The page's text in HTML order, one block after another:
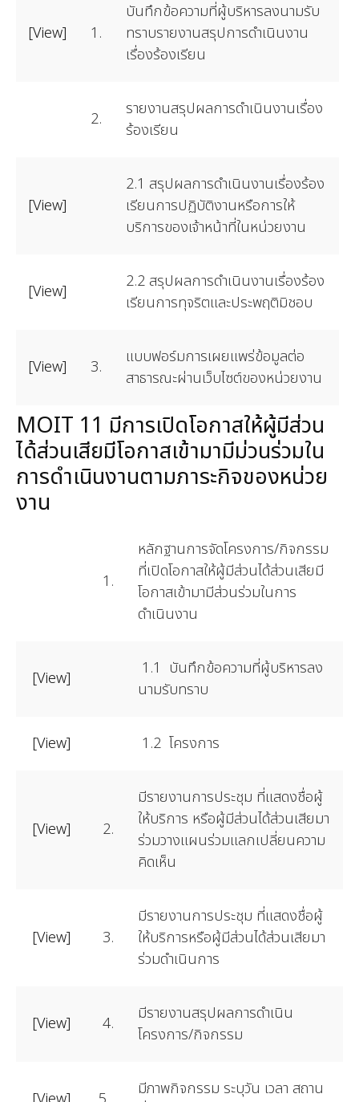
[View] 1.
บันทึกข้อความที่ผู้บริหารลงนามรับ
ทราบรายงานสรุปการดำเนินงาน
เรื่องร้องเรียน
2.
รายงานสรุปผลการดำเนินงานเรื่อง
ร้องเรียน
[View]
2.1 สรุปผลการดำเนินงานเรื่องร้อง
เรียนการปฏิบัติงานหรือการให้
บริการของเจ้าหน้าที่ในหน่วยงาน
[View]
2.2 สรุปผลการดำเนินงานเรื่องร้อง
เรียนการทุจริตและประพฤติมิชอบ
[View] 3.
แบบฟอร์มการเผยแพร่ข้อมูลต่อ
สาธารณะผ่านเว็บไซต์ของหน่วยงาน
MOIT 11 มีการเปิดโอกาสให้ผู้มีส่วน
ได้ส่วนเสียมีโอกาสเข้ามามีม่วนร่วมใน
การดำเนินงานตามภาระกิจของหน่วย
งาน
1.
หลักฐานการจัดโครงการ/กิจกรรม
ที่เปิดโอกาสให้ผู้มีส่วนได้ส่วนเสียมี
โอกาสเข้ามามีส่วนร่วมในการ
ดำเนินงาน
[View]
1.1 บันทึกข้อความที่ผู้บริหารลง
นามรับทราบ
[View] 1.2 โครงการ
[View] 2.
มีรายงานการประชุม ที่แสดงชื่อผู้
ให้บริการ หรือผู้มีส่วนได้ส่วนเสียมา
ร่วมวางแผนร่วมแลกเปลี่ยนความ
คิดเห็น
[View] 3.
มีรายงานการประชุม ที่แสดงชื่อผู้
ให้บริการหรือผู้มีส่วนได้ส่วนเสียมา
ร่วมดำเนินการ
[View] 4.
มีรายงานสรุปผลการดำเนิน
โครงการ/กิจกรรม
มีภาพกิจกรรม ระบุวัน เวลา สถาน